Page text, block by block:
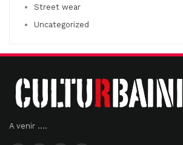
Street wear
Uncategorized
A venir ....